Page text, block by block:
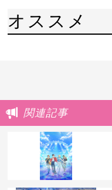
オススメ
関連記事